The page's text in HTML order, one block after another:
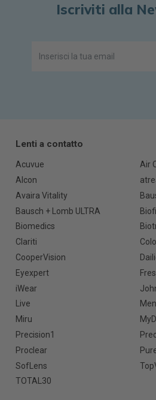
Iscriviti alla
Lenti a contatto
Acuvue
Air
Alcon
Avaira Vitality
Bausch + Lomb ULTRA
Biomedics
Clariti
CooperVision
Eyexpert
iWear
Live
Miru
Precision1
Proclear
SofLens
TOTAL30